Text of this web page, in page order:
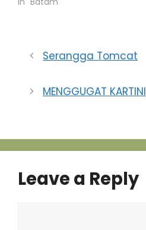
Serangga Tomcat
MENGGUGAT KARTINI
Leave a Reply